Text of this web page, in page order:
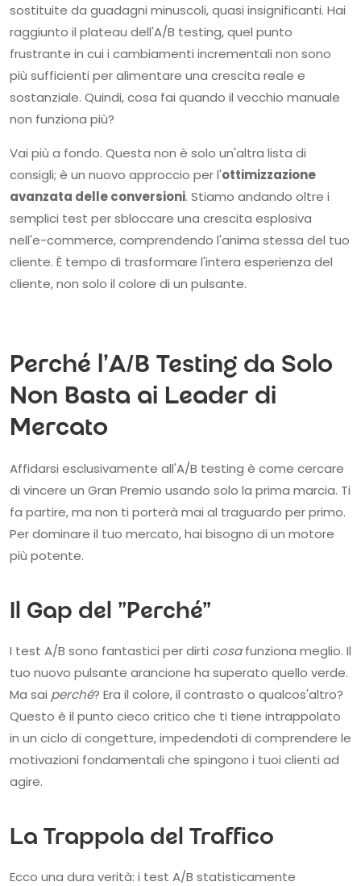
sostituite da guadagni minuscoli, quasi insignificanti. Hai
raggiunto il plateau dell'A/B testing, quel punto
frustrante in cui i cambiamenti incrementali non sono
più sufficienti per alimentare una crescita reale e
sostanziale. Quindi, cosa fai quando il vecchio manuale
non funziona più?
Vai più a fondo. Questa non è solo un'altra lista di
consigli; è un nuovo approccio per l'ottimizzazione
avanzata delle conversioni. Stiamo andando oltre i
semplici test per sbloccare una crescita esplosiva
nell'e-commerce, comprendendo l'anima stessa del tuo
cliente. È tempo di trasformare l'intera esperienza del
cliente, non solo il colore di un pulsante.
Perché l'A/B Testing da Solo
Non Basta ai Leader di
Mercato
Affidarsi esclusivamente all'A/B testing è come cercare
di vincere un Gran Premio usando solo la prima marcia. Ti
fa partire, ma non ti porterà mai al traguardo per primo.
Per dominare il tuo mercato, hai bisogno di un motore
più potente.
Il Gap del "Perché"
I test A/B sono fantastici per dirti cosafunziona meglio. Il
tuo nuovo pulsante arancione ha superato quello verde.
Ma sai perché? Era il colore, il contrasto o qualcos'altro?
Questo è il punto cieco critico che ti tiene intrappolato
in un ciclo di congetture, impedendoti di comprendere le
motivazioni fondamentali che spingono i tuoi clienti ad
agire.
La Trappola del Traffico
Ecco una dura verità: i test A/B statisticamente